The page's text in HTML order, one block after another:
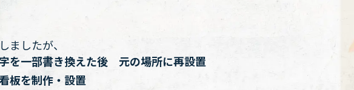
したが、
を一部書き換えた後 元の場所に再設置
板を制作・設置